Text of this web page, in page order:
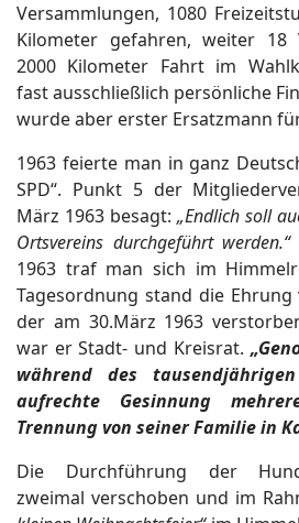
Versammlungen, 1080
Kilometer gefahren, weiter 18
2000 Kilometer Fahrt im
fast ausschließlich persönliche
wurde aber erster Ersatzmann
1963 feierte man in ganz
SPD“. Punkt 5 der
März 1963 besagt: „Endlich soll
Ortsvereins durchgeführt werden.“
1963 traf man sich im
Tagesordnung stand die
der am 30.März 1963
war er Stadt- und Kreisrat.
während des
aufrechte Gesinnung
Trennung von seiner Familie in
Die Durchführung der
zweimal verschoben und im